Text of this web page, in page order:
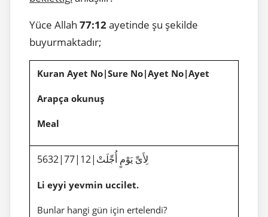
Yüce Allah 77:12ayetinde şu şekilde
buyurmaktadır;
Kuran Ayet No|Sure No|Ayet No|Ayet
Arapça okunuş
Meal
5632|77|12|لِأَىِّ يَوْمٍ أُجِّلَتْ
Li eyyi yevmin uccilet.
Bunlar hangi gün için ertelendi?